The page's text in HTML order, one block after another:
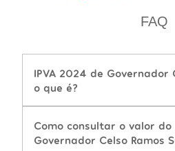
FAQ
IPVA 2024 de Governador
o que é?
Como consultar o valor do
Governador Celso Ramos